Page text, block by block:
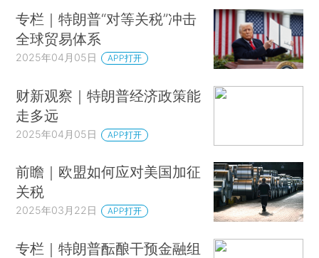
专栏｜特朗普“对等关税”冲击
全球贸易体系
2025年04月05日 APP打开
财新观察｜特朗普经济政策能
走多远
2025年04月05日 APP打开
前瞻｜欧盟如何应对美国加征
关税
2025年03月22日 APP打开
专栏｜特朗普酝酿干预金融组